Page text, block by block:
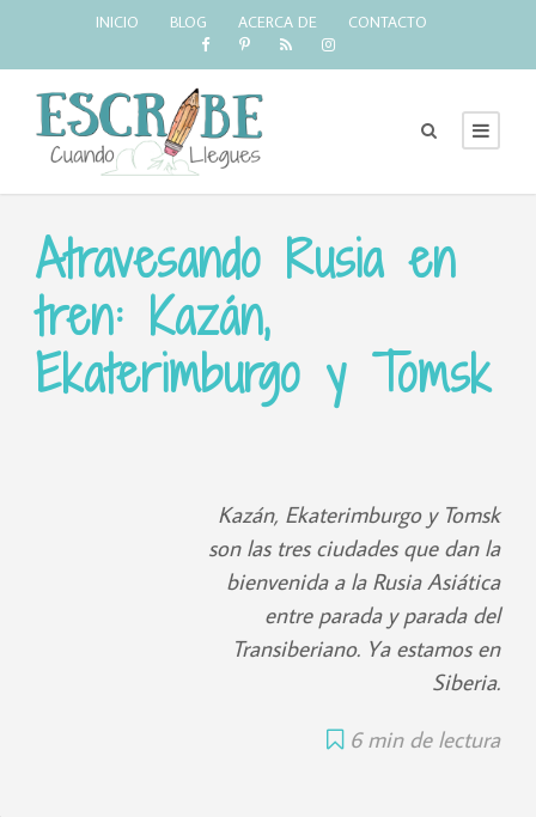
INICIO BLOG ACERCA DE CONTACTO
Atravesando Rusia en
tren: Kazán,
Ekaterimburgo y Tomsk
Kazán, Ekaterimburgo y Tomsk
son las tres ciudades que dan la
bienvenida a la Rusia Asiática
entre parada y parada del
Transiberiano. Ya estamos en
Siberia.
6 min de lectura